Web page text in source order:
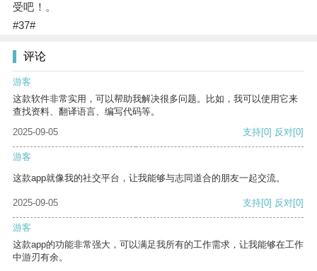
受吧！。
#37#
评论
游客
这款软件非常实用，可以帮助我解决很多问题。比如，我可以使用它来
查找资料、翻译语言、编写代码等。
2025-09-05
支持[0] 反对[0]
游客
这款app就像我的社交平台，让我能够与志同道合的朋友一起交流。
2025-09-05 支持[0] 反对[0]
游客
这款app的功能非常强大，可以满足我所有的工作需求，让我能够在工作
中游刃有余。